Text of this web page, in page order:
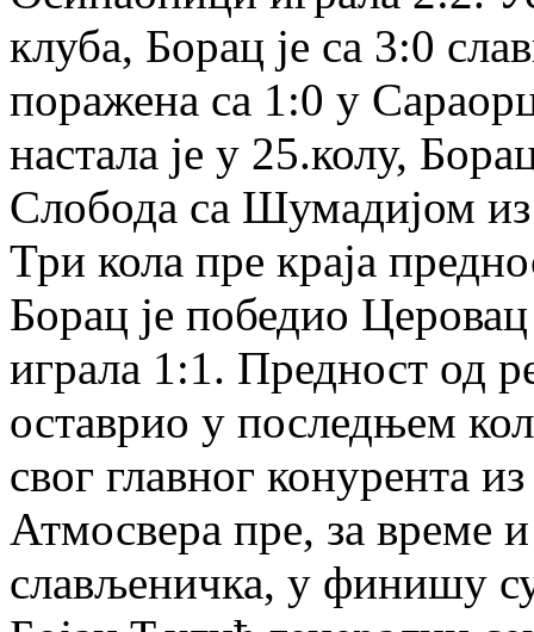
клуба, Борац је са 3:0
поражена са 1:0 у
настала је у 25.колу,
Слобода са Шумадијом
Три кола пре краја
Борац је победио
играла 1:1. Предност од
оставрио у последњем
свог главног конурента
Атмосвера пре, за време
слављеничка, у финишу